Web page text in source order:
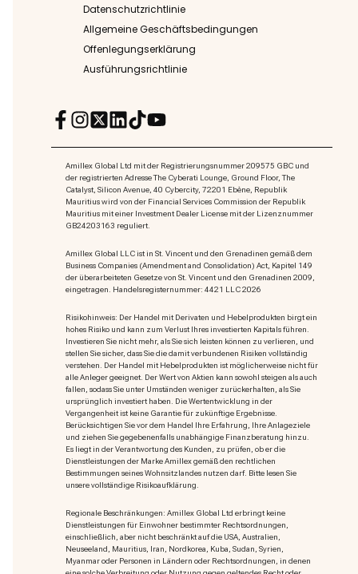
Datenschutzrichtlinie
Allgemeine Geschäftsbedingungen
Offenlegungserklärung
Ausführungsrichtlinie
Amillex Global Ltd mit der Registrierungsnummer 209575 GBC und
der registrierten Adresse The Cyberati Lounge, Ground Floor, The
Catalyst, Silicon Avenue, 40 Cybercity, 72201 Ebène, Republik
Mauritius wird von der Financial Services Commission der Republik
Mauritius mit einer Investment Dealer License mit der Lizenznummer
GB24203163 reguliert.
Amillex Global LLC ist in St. Vincent und den Grenadinen gemäß dem
Business Companies (Amendment and Consolidation) Act, Kapitel 149
der überarbeiteten Gesetze von St. Vincent und den Grenadinen 2009,
eingetragen. Handelsregisternummer: 4421 LLC 2026
Risikohinweis: Der Handel mit Derivaten und Hebelprodukten birgt ein
hohes Risiko und kann zum Verlust Ihres investierten Kapitals führen.
Investieren Sie nicht mehr, als Sie sich leisten können zu verlieren, und
stellen Sie sicher, dass Sie die damit verbundenen Risiken vollständig
verstehen. Der Handel mit Hebelprodukten ist möglicherweise nicht für
alle Anleger geeignet. Der Wert von Aktien kann sowohl steigen als auch
fallen, sodass Sie unter Umständen weniger zurückerhalten, als Sie
ursprünglich investiert haben. Die Wertentwicklung in der
Vergangenheit ist keine Garantie für zukünftige Ergebnisse.
Berücksichtigen Sie vor dem Handel Ihre Erfahrung, Ihre Anlageziele
und ziehen Sie gegebenenfalls unabhängige Finanzberatung hinzu.
Es liegt in der Verantwortung des Kunden, zu prüfen, ob er die
Dienstleistungen der Marke Amillex gemäß den rechtlichen
Bestimmungen seines Wohnsitzlandes nutzen darf. Bitte lesen Sie
unsere vollständige Risikoaufklärung.
Regionale Beschränkungen: Amillex Global Ltd erbringt keine
Dienstleistungen für Einwohner bestimmter Rechtsordnungen,
einschließlich, aber nicht beschränkt auf die USA, Australien,
Neuseeland, Mauritius, Iran, Nordkorea, Kuba, Sudan, Syrien,
Myanmar oder Personen in Ländern oder Rechtsordnungen, in denen